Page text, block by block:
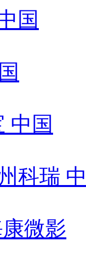
国
中国
科瑞
微影